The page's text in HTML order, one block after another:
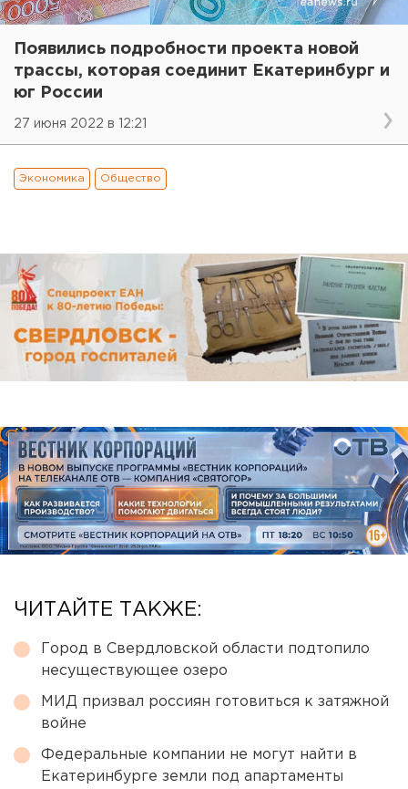
Появились подробности проекта новой
трассы, которая соединит Екатеринбург и
юг России
27 июня 2022 в 12:21
Экономика Общество
ЧИТАЙТЕ ТАКЖЕ:
Город в Свердловской области подтопило
несуществующее озеро
МИД призвал россиян готовиться к затяжной
войне
Федеральные компании не могут найти в
Екатеринбурге земли под апартаменты